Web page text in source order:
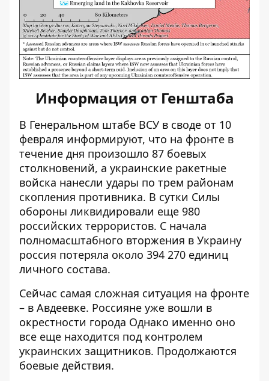
Информация от Генштаба
В Генеральном штабе ВСУ в своде от 10
февраля информируют, что на фронте в
течение дня произошло 87 боевых
столкновений, а украинские ракетные
войска нанесли удары по трем районам
скопления противника. В сутки Силы
обороны ликвидировали еще 980
российских террористов. С начала
полномасштабного вторжения в Украину
россия потеряла около 394 270 единиц
личного состава.
Сейчас самая сложная ситуация на фронте
– в Авдеевке. Россияне уже вошли в
окрестности города Однако именно оно
все еще находится под контролем
украинских защитников. Продолжаются
боевые действия.